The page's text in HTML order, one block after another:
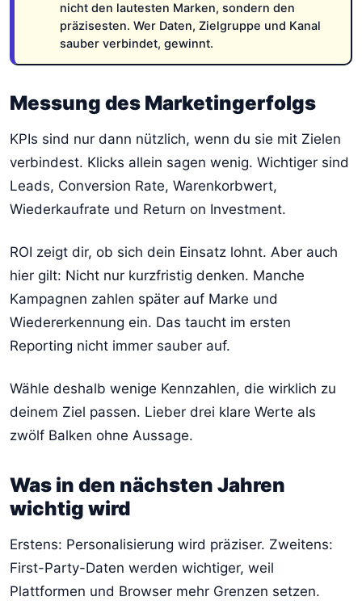
nicht den lautesten Marken, sondern den
präzisesten. Wer Daten, Zielgruppe und Kanal
sauber verbindet, gewinnt.
Messung des Marketingerfolgs
KPIs sind nur dann nützlich, wenn du sie mit Zielen
verbindest. Klicks allein sagen wenig. Wichtiger sind
Leads, Conversion Rate, Warenkorbwert,
Wiederkaufrate und Return on Investment.
ROI zeigt dir, ob sich dein Einsatz lohnt. Aber auch
hier gilt: Nicht nur kurzfristig denken. Manche
Kampagnen zahlen später auf Marke und
Wiedererkennung ein. Das taucht im ersten
Reporting nicht immer sauber auf.
Wähle deshalb wenige Kennzahlen, die wirklich zu
deinem Ziel passen. Lieber drei klare Werte als
zwölf Balken ohne Aussage.
Was in den nächsten Jahren
wichtig wird
Erstens: Personalisierung wird präziser. Zweitens:
First-Party-Daten werden wichtiger, weil
Plattformen und Browser mehr Grenzen setzen.